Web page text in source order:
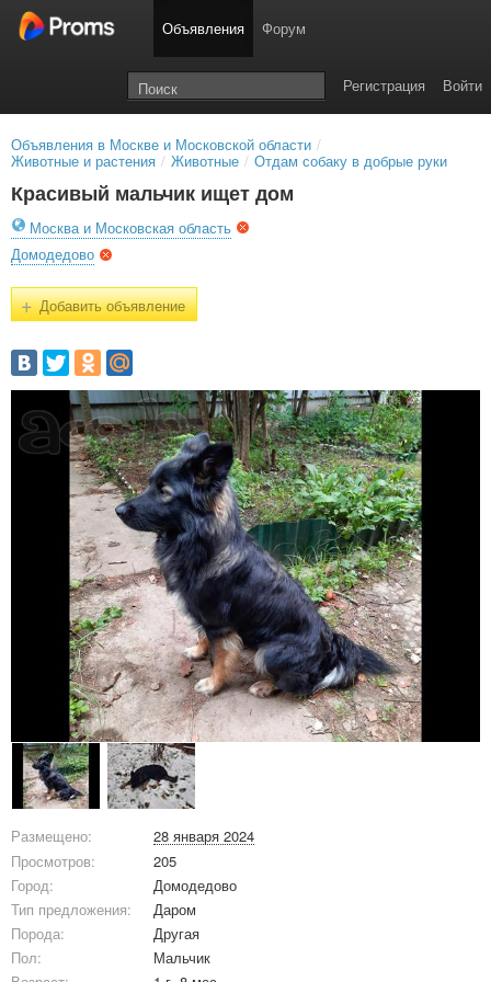
Объявления Форум
Войти
Регистрация
Объявления в Москве и Московской области /
Животные и растения / Животные / Отдам собаку в добрые руки
Красивый мальчик ищет дом
Москва и Московская область
Домодедово
+Добавить объявление
Размещено:
28 января 2024
Просмотров:
205
Город:
Домодедово
Тип предложения:
Даром
Порода:
Другая
Пол:
Мальчик